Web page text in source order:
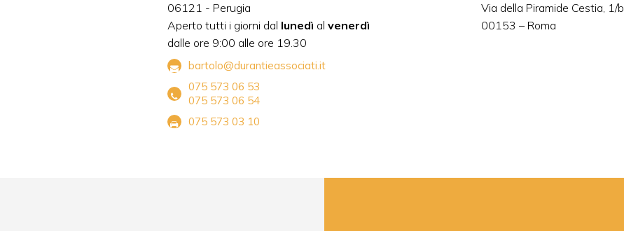
06121 - Perugia
Aperto tutti i giorni dal lunedì al venerdì
dalle ore 9:00 alle ore 19.30
bartolo@durantieassociati.it
075 573 06 53
075 573 06 54
075 573 03 10
Via della Piramide Cestia, 1/b
00153 – Roma